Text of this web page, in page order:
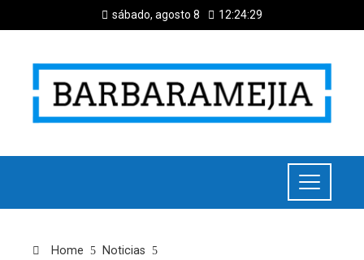
sábado, agosto 8 12:24:30
Home
Noticias